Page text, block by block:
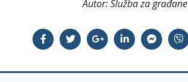
Autor:Služba za građane